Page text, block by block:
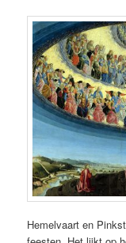
Hemelvaart en